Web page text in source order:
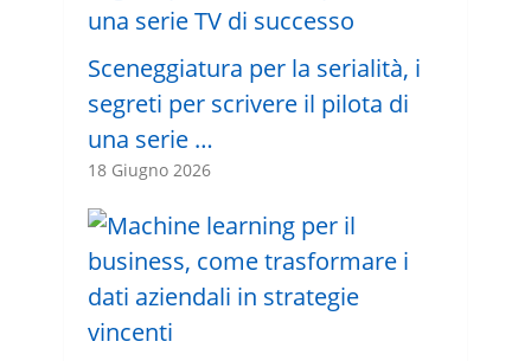
Sceneggiatura per la serialità, i
segreti per scrivere il pilota di
una serie …
18 Giugno 2026